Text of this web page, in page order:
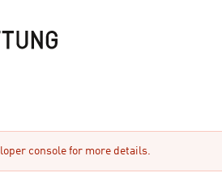
console for more details.